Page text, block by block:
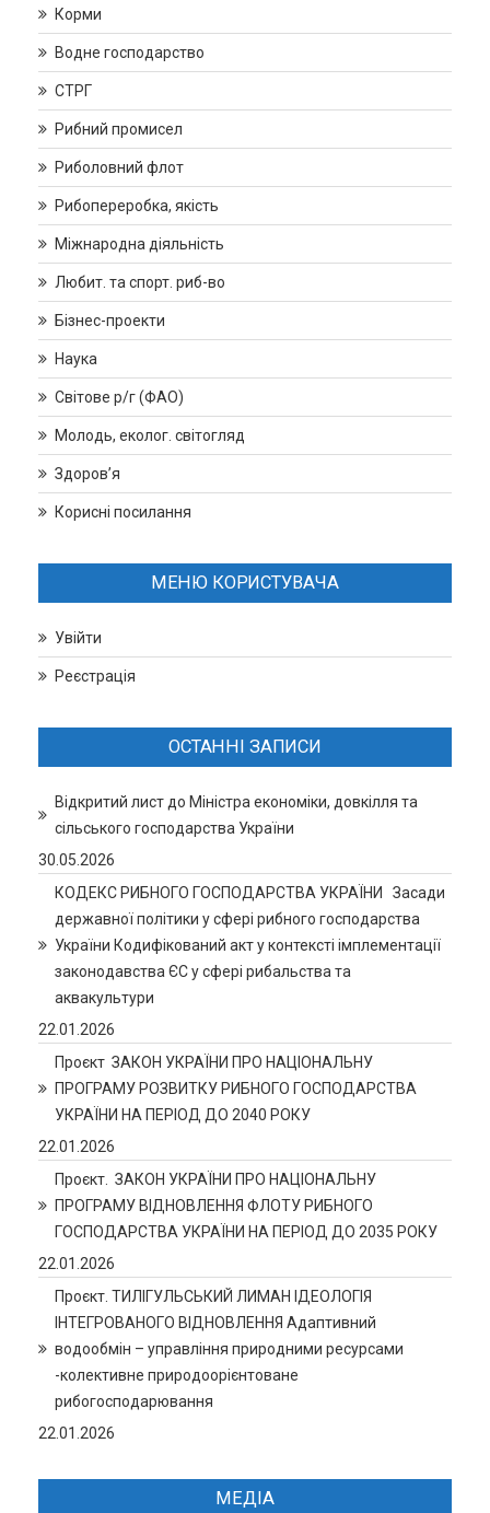
Корми
Водне господарство
СТРГ
Рибний промисел
Риболовний флот
Рибопереробка, якість
Міжнародна діяльність
Любит. та спорт. риб-во
Бізнес-проекти
Наука
Світове р/г (ФАО)
Молодь, еколог. світогляд
Здоров’я
Корисні посилання
МЕНЮ КОРИСТУВАЧА
Увійти
Реєстрація
ОСТАННІ ЗАПИСИ
Відкритий лист до Міністра економіки, довкілля та
сільського господарства України
30.05.2026
КОДЕКС РИБНОГО ГОСПОДАРСТВА УКРАЇНИ Засади
державної політики у сфері рибного господарства
України Кодифікований акт у контексті імплементації
законодавства ЄС у сфері рибальства та
аквакультури
22.01.2026
Проєкт ЗАКОН УКРАЇНИ ПРО НАЦІОНАЛЬНУ
ПРОГРАМУ РОЗВИТКУ РИБНОГО ГОСПОДАРСТВА
УКРАЇНИ НА ПЕРІОД ДО 2040 РОКУ
22.01.2026
Проєкт. ЗАКОН УКРАЇНИ ПРО НАЦІОНАЛЬНУ
ПРОГРАМУ ВІДНОВЛЕННЯ ФЛОТУ РИБНОГО
ГОСПОДАРСТВА УКРАЇНИ НА ПЕРІОД ДО 2035 РОКУ
22.01.2026
Проєкт. ТИЛІГУЛЬСЬКИЙ ЛИМАН ІДЕОЛОГІЯ
ІНТЕГРОВАНОГО ВІДНОВЛЕННЯ Адаптивний
водообмін – управління природними ресурсами
-колективне природоорієнтоване
рибогосподарювання
22.01.2026
МЕДІА